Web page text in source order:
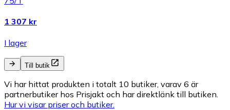
1 307 kr
I lager
Till butik
Vi har hittat produkten i totalt 10 butiker, varav 6 är
partnerbutiker hos Prisjakt och har direktlänk till butiken.
Hur vi visar priser och butiker.